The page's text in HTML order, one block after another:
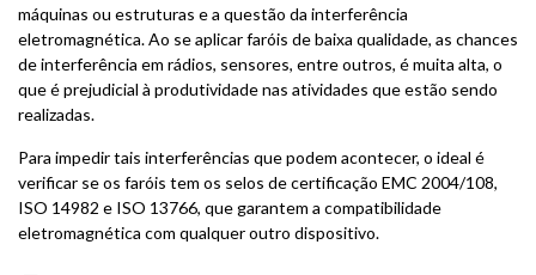
máquinas ou estruturas e a questão da interferência
eletromagnética. Ao se aplicar faróis de baixa qualidade, as chances
de interferência em rádios, sensores, entre outros, é muita alta, o
que é prejudicial à produtividade nas atividades que estão sendo
realizadas.
Para impedir tais interferências que podem acontecer, o ideal é
verificar se os faróis tem os selos de certificação EMC 2004/108,
ISO 14982 e ISO 13766, que garantem a compatibilidade
eletromagnética com qualquer outro dispositivo.